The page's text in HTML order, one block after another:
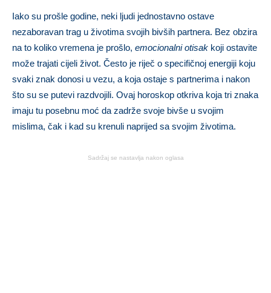
Iako su prošle godine, neki ljudi jednostavno ostave
nezaboravan trag u životima svojih bivših partnera. Bez obzira
na to koliko vremena je prošlo, emocionalni otisak koji ostavite
može trajati cijeli život. Često je riječ o specifičnoj energiji koju
svaki znak donosi u vezu, a koja ostaje s partnerima i nakon
što su se putevi razdvojili. Ovaj horoskop otkriva koja tri znaka
imaju tu posebnu moć da zadrže svoje bivše u svojim
mislima, čak i kad su krenuli naprijed sa svojim životima.
Sadržaj se nastavlja nakon oglasa